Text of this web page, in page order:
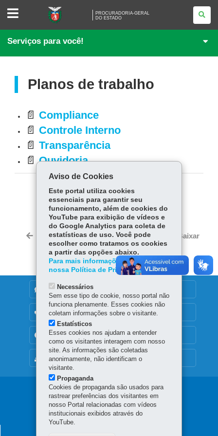
PROCURADORIA-
/>DO
ESTADO
PROCURADORIA-GERAL
DO ESTADO
Serviços para você!
Planos de trabalho
📄 Compliance
📄 Controle Interno
📄Transparência
📄Ouvidoria
COMPARTILHE:
Fa
ce
bo
ok
Tw
er
W
ha
ts
Ap
p
Voltar Início Imprimir Baixar
MAPA DO SITE
DENUNCIE CORRUPÇÃO
OUVIDORIA
TRANSPARÊNCIA INSTITUCIONAL
Navegação
principal
Aviso de Cookies
Este portal utiliza cookies
essenciais para garantir seu
funcionamento, além de cookies do
YouTube para exibição de vídeos e
do Google Analytics para coleta de
estatísticas de uso. Você pode
escolher como tratamos os cookies
a partir das opções abaixo.
Para mais informações, acesse
nossa Política de Privacidade.
Necessários
Sem esse tipo de cookie, nosso portal não
funciona plenamente. Esses cookies não
coletam informações sobre o visitante.
Estatísticos
Esses cookies nos ajudam a entender
como os visitantes interagem com nosso
site. As informações são coletadas
anonimamente, não identificam o
visitante.
Propaganda
Cookies de propaganda são usados para
rastrear preferências dos visitantes em
nosso Portal relacionadas com vídeos
institucionais exibidos através do
YouTube.